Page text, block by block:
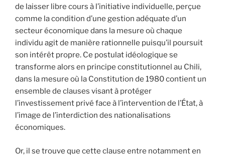
de laisser libre cours à l’initiative individuelle, perçue
comme la condition d’une gestion adéquate d’un
secteur économique dans la mesure où chaque
individu agit de manière rationnelle puisqu’il poursuit
son intérêt propre. Ce postulat idéologique se
transforme alors en principe constitutionnel au Chili,
dans la mesure où la Constitution de 1980 contient un
ensemble de clauses visant à protéger
l’investissement privé face à l’intervention de l’État, à
l’image de l’interdiction des nationalisations
économiques.
Or, il se trouve que cette clause entre notamment en